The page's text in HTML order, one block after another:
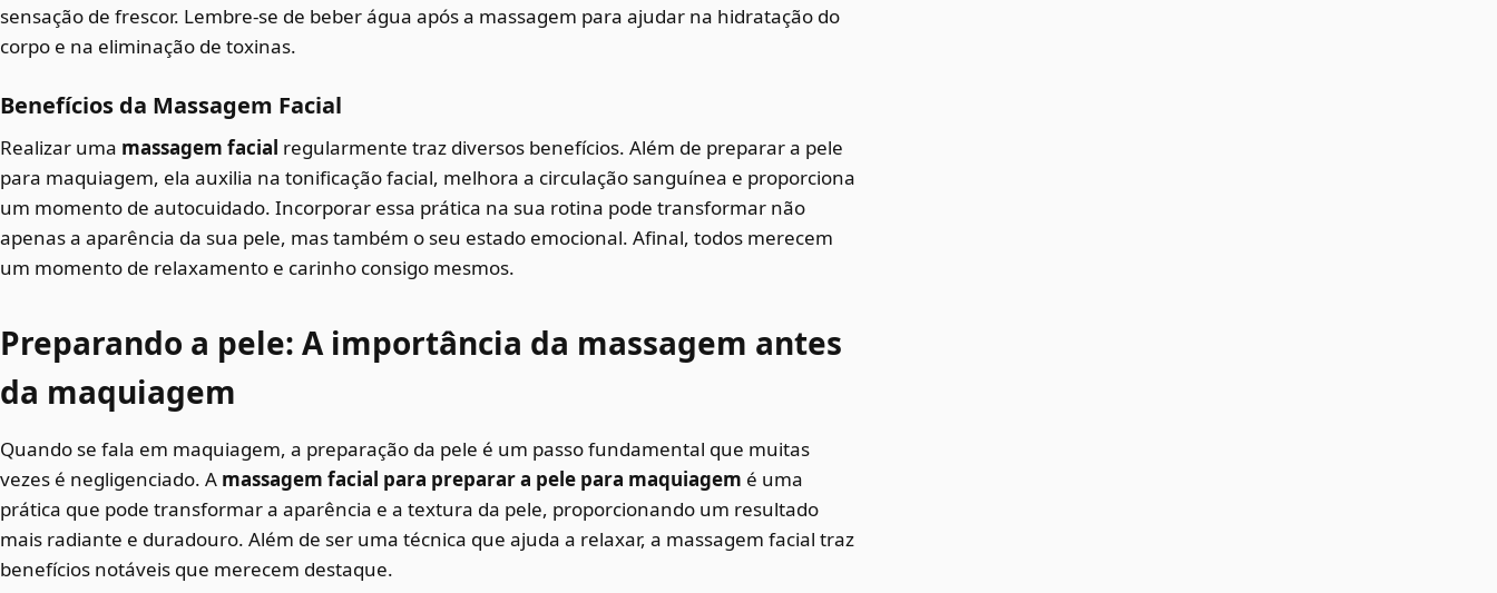
sensação de frescor. Lembre-se de beber água após a massagem para ajudar na hidratação do
corpo e na eliminação de toxinas.
Benefícios da Massagem Facial
Realizar uma massagem facial regularmente traz diversos benefícios. Além de preparar a pele
para maquiagem, ela auxilia na tonificação facial, melhora a circulação sanguínea e proporciona
um momento de autocuidado. Incorporar essa prática na sua rotina pode transformar não
apenas a aparência da sua pele, mas também o seu estado emocional. Afinal, todos merecem
um momento de relaxamento e carinho consigo mesmos.
Preparando a pele: A importância da massagem antes
da maquiagem
Quando se fala em maquiagem, a preparação da pele é um passo fundamental que muitas
vezes é negligenciado. A massagem facial para preparar a pele para maquiagem é uma
prática que pode transformar a aparência e a textura da pele, proporcionando um resultado
mais radiante e duradouro. Além de ser uma técnica que ajuda a relaxar, a massagem facial traz
benefícios notáveis que merecem destaque.